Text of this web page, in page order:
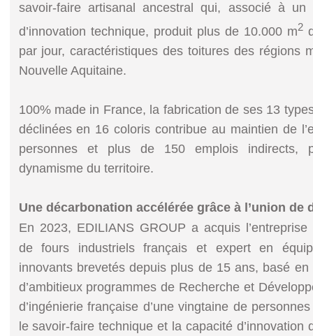
savoir-faire artisanal ancestral qui, associé à un
d’innovation technique, produit plus de 10.000 m2
par jour, caractéristiques des toitures des régions
Nouvelle Aquitaine.
100% made in France, la fabrication de ses 13
déclinées en 16 coloris contribue au maintien de
personnes et plus de 150 emplois indirects,
dynamisme du territoire.
Une décarbonation accélérée grâce à l’union de
En 2023, EDILIANS GROUP a acquis l’entreprise
de fours industriels français et expert en
innovants brevetés depuis plus de 15 ans, basé
d’ambitieux programmes de Recherche et
d’ingénierie française d’une vingtaine de
le savoir-faire technique et la capacité d’innovation